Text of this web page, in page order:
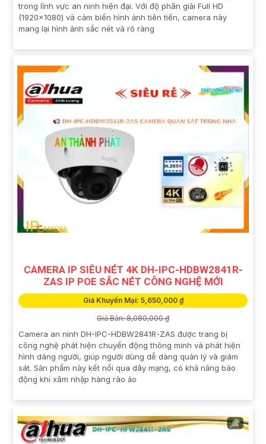
trong lĩnh vực an ninh hiện đại. Với độ phân giải Full HD
(1920x1080) và cảm biến hình ảnh tiên tiến, camera này
mang lại hình ảnh sắc nét và rõ ràng
CAMERA IP SIÊU NÉT 4K DH-IPC-HDBW2841R-
ZAS IP POE SẮC NÉT CÔNG NGHỆ MỚI
Giá Khuyến Mại: 5,650,000 ₫
Giá Bán: 8,080,000 ₫
Camera an ninh DH-IPC-HDBW2841R-ZAS được trang bị
công nghệ phát hiện chuyển động thông minh và phát hiện
hình dáng người, giúp người dùng dễ dàng quản lý và giám
sát. Sản phẩm này kết nối qua dây mạng, có khả năng báo
động khi xâm nhập hàng rào ảo